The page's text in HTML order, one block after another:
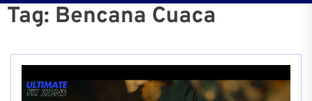
Tag: Bencana Cuaca